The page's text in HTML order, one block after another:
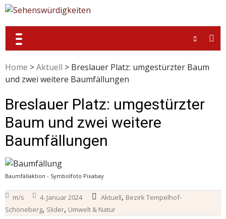
Home >Aktuell > Breslauer Platz: umgestürzter Baum
und zwei weitere Baumfällungen
Breslauer Platz: umgestürzter
Baum und zwei weitere
Baumfällungen
Baumfällaktion - Symbolfoto Pixabay
m/s 4. Januar 2024 Aktuell, Bezirk Tempelhof-
Schöneberg, Slider, Umwelt & Natur